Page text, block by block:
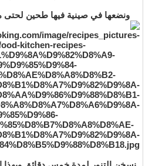
ونضعها في صينية فيها طحين لحتى